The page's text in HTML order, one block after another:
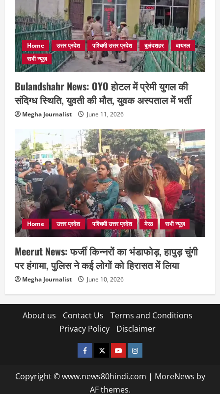
Home उत्तर प्रदेश पश्चिमी उत्तर प्रदेश बुलंदशहर
वायरल
सभी न्यूज़
Bulandshahr News: OYO होटल में प्रेमी युगल की
संदिग्ध स्थिति, युवती की मौत, युवक अस्पताल में भर्ती
Megha Journalist June 11, 2026
Home उत्तर प्रदेश पश्चिमी उत्तर प्रदेश मेरठ सभी न्यूज़
Meerut News: फर्जी किन्नरों का भंडाफोड़, हापुड़ चुंगी
पर हंगामा, पुलिस ने कई लोगों को हिरासत में लिया
Megha Journalist June 10, 2026
About us Contact Us
Terms and Conditions
Privacy Policy
Disclaimer
facebooktwitterYOUTUBE
instagram
Copyright © www.news80hindi.com | MoreNews by
AF themes.